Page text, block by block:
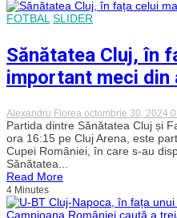
FOTBAL SLIDER
Sănătatea Cluj, în
important meci din
Alexandru Florea octombrie 30, 2024
Partida dintre Sănătatea Cluj și
ora 16:15 pe Cluj Arena, este
Cupei României, în care s-au
Sănătatea...
Read More
4 Minutes